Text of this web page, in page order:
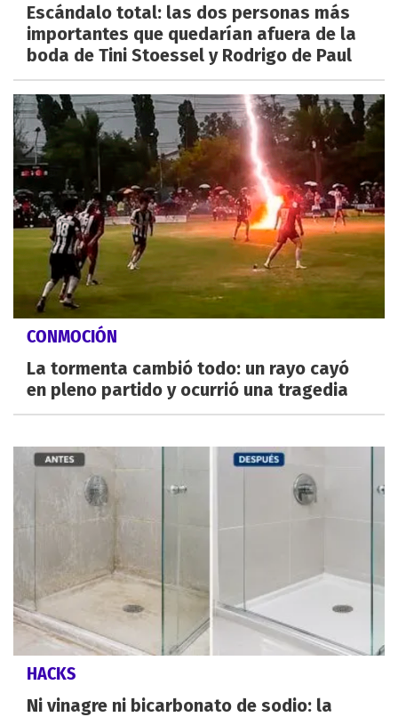
Escándalo total: las dos personas más
importantes que quedarían afuera de la
boda de Tini Stoessel y Rodrigo de Paul
CONMOCIÓN
La tormenta cambió todo: un rayo cayó
en pleno partido y ocurrió una tragedia
HACKS
Ni vinagre ni bicarbonato de sodio: la